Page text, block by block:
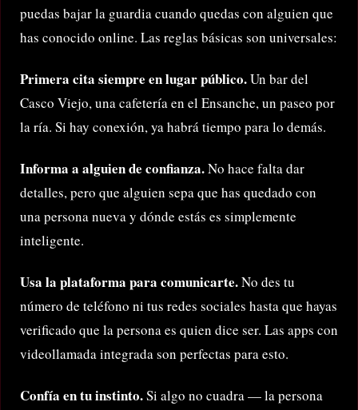
puedas bajar la guardia cuando quedas con alguien que
has conocido online. Las reglas básicas son universales:
Primera cita siempre en lugar público.Un bar del
Casco Viejo, una cafetería en el Ensanche, un paseo por
la ría. Si hay conexión, ya habrá tiempo para lo demás.
Informa a alguien de confianza.No hace falta dar
detalles, pero que alguien sepa que has quedado con
una persona nueva y dónde estás es simplemente
inteligente.
Usa la plataforma para comunicarte.No des tu
número de teléfono ni tus redes sociales hasta que hayas
verificado que la persona es quien dice ser. Las apps con
videollamada integrada son perfectas para esto.
Confía en tu instinto.Si algo no cuadra — la persona